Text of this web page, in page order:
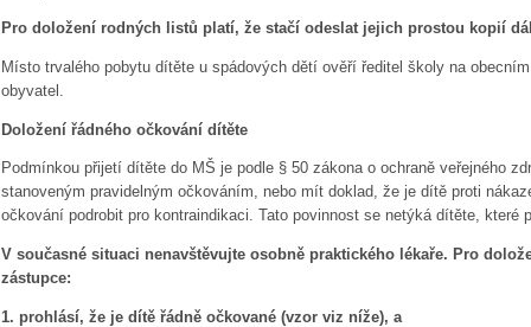
Pro doložení rodných listů platí, že stačí odeslat jejich prostou kopií
Místo trvalého pobytu dítěte u spádových dětí ověří ředitel školy na
obyvatel.
Doložení řádného očkování dítěte
Podmínkou přijetí dítěte do MŠ je podle § 50 zákona o ochraně veřejného
stanoveným pravidelným očkováním, nebo mít doklad, že je dítě proti
očkování podrobit pro kontraindikaci. Tato povinnost se netýká dítěte, které
V současné situaci nenavštěvujte osobně praktického lékaře. Pro
zástupce:
1. prohlásí, že je dítě řádně očkované (vzor viz níže), a